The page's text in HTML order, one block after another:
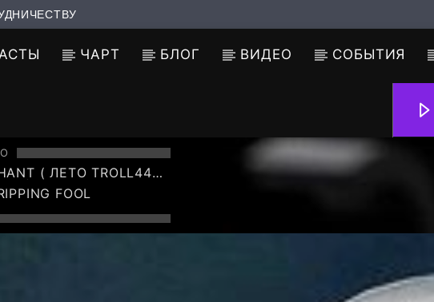
ЧАРТ БЛОГ ВИДЕО СОБЫТИЯ
( ЛЕТО TROLL44
33 )
FOOL